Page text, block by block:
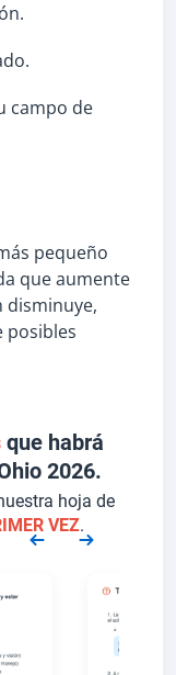
campo de
pequeño
que aumente
disminuye,
posibles
que habrá
2026.
hoja de
VEZ.